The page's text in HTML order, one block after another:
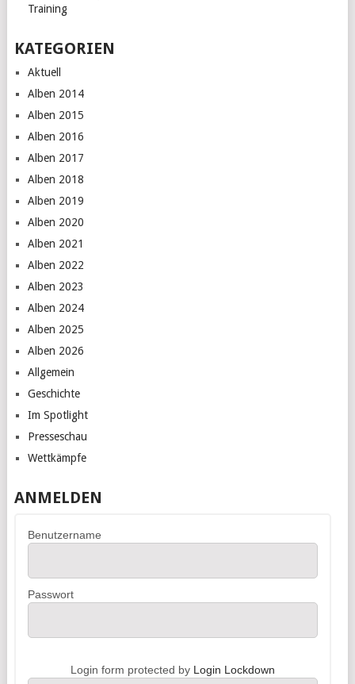
Training
KATEGORIEN
Aktuell
Alben 2014
Alben 2015
Alben 2016
Alben 2017
Alben 2018
Alben 2019
Alben 2020
Alben 2021
Alben 2022
Alben 2023
Alben 2024
Alben 2025
Alben 2026
Allgemein
Geschichte
Im Spotlight
Presseschau
Wettkämpfe
ANMELDEN
Benutzername
Passwort
Login form protected by Login Lockdown